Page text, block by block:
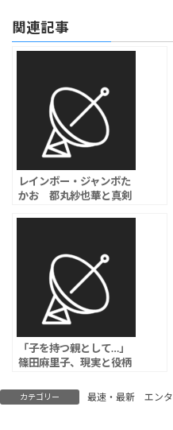
関連記事
レインボー・ジャンボた
かお 都丸紗也華と真剣
「子を持つ親として…」
篠田麻里子、現実と役柄
カテゴリー 最速・最新 エンタ